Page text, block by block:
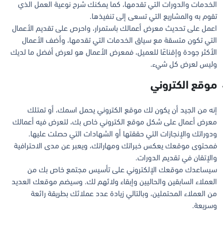
الخدمات والدورات التي تقدمها، كما يمكنك شرح نوعية العمل الذي
تقوم به والمشاريع التي تسعى إلى تنفيذها.
اعمل على تحديث معرض أعمالك باستمرار، واحرص على تقديم الأعمال
التي تكون متسقة مع سياق الخدمات التي تقدمها، وأضف الأعمال
الأكثر جودة وإقناعًا للعميل، فمعرض الأعمال هو لعرض أفضل ما لديك
وليس لعرض كل شيء.
موقع الكتروني
إنه من الجيد أن يكون لك موقع الكتروني يحمل اسمك، أو تمتلك
معرض أعمال على شكل موقع الكتروني خاص بك، لتعرض فيه أعمالك
ودوراتك والإنجازات التي حققتها أو الشهادات التي حصلت عليها.
فمحتوى موقعك يعكس خبراتك ومهاراتك، ويعبر عن مدى الاحترافية
والإتقان في تقديم الدورات.
سيساعدك موقعك الإلكتروني على تأسيس مجتمع خاص بك من
العملاء السابقين والحاليين وإبقاء ولائهم لك. وسيضم موقعك العديد
من العملاء المحتملين، وبالتالي زيادة عدد عملائك بطريقة رائعة
وسريعة.